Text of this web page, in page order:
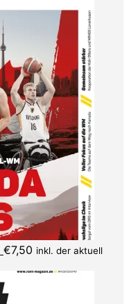
€7,50 inkl. der aktuell